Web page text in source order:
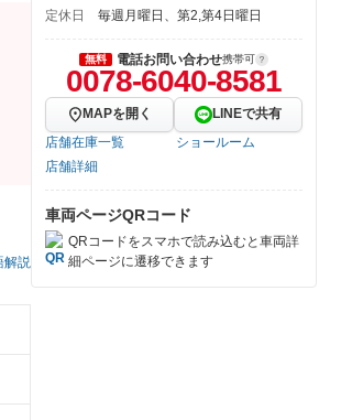
解説
定休日
毎週月曜日、第2,第4日曜日
無料 電話お問い合わせ携帯可
0078-6040-8581
MAPを開く
LINEで共有
店舗在庫一覧
ショールーム
店舗詳細
車両ページQRコード
QRコードをスマホで読み込むと車両詳
細ページに遷移できます